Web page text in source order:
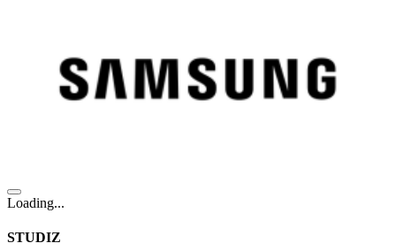
Loading...
STUDIZ